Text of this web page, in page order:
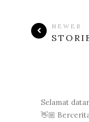
NEWER
Selamat
👋🏼